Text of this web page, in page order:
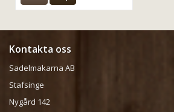
Kontakta oss
Sadelmakarna AB
Stafsinge
Nygård 142